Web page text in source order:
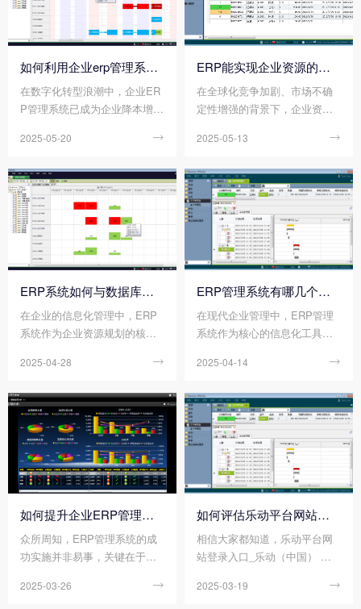
如何利用企业erp管理系统实现降本增效?
在数字化转型浪潮中，企业ER
P管理系统已成为企业降本增效
供应链、生产、销售等核心业
破信息孤岛，优化资源配置，
提升决策效率。那么您知道如
何利用企业erp管理系统实现降
本增效吗?
2025-05-20 
ERP能实现企业资源的统筹管理吗?
在全球化竞争加剧、市场不确
定性增强的背景下，企业资源
展的关键。传统管理模式下，
部门各自为战，导致资源重复
投入、决策滞后、响应迟缓等
问题频发。ERP通过构建“数据
+流程+决策”三位一体的管理中
枢，正在重塑企业资源统筹模
式，实现从粗放管理到精细化
运营的跨越。那么您知道ERP​
2025-05-13 
ERP系统如何与数据库对接?
在企业的信息化管理中，ERP
系统作为企业资源规划的核心
门的数据，如财务、供应链、
效对接，能够实现这些数据在
不同系统间的无缝整合与共
享，打破信息孤岛，提升整体
运营效率。通过实时、准确的
数据支持，ERP系统​能够为企
业提供更加精准的业务分析和
决策支持，助力企业实现数字
2025-04-28 
ERP管理系统有哪几个计划层次?
在现代企业管理中，ERP管理
系统作为核心的信息化工具，
生产、销售、人力资源等多个
享数据，ERP管理系统能够打
破部门壁垒，实现信息的实时
传递和协同工作，从而提高企
业的整体运营效率。而ERP管
理系统的计划层次，则是其实
现这一目标的关键架构。那么
您知道ERP管理系统有哪几个
2025-04-14 
如何提升企业ERP管理系统的需求匹配度?
众所周知，ERP管理系统的成
功实施并非易事，关键在于其
求。因此，为了更好地发挥ER
2025-03-26 
如何评估乐动平台网站登录入口_乐动（中国） 系统是否满足企业需求?
相信大家都知道，乐动平台网
站登录入口_乐动（中国） 系
具，不仅能够整合企业内部资
2025-03-19 